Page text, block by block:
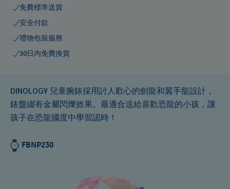
免費標準送貨
安全付款
禮物包裝服務
30日內免費換貨
DINOLOGY 兒童腕錶採用討人歡心的劍龍和翼手龍設計，
錶盤綴有金屬閃爍效果。最適合送給喜歡恐龍的小孩，讓
孩子在恐龍國度中學習認時！
FBNP230